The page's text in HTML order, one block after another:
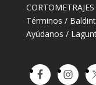
CORTOMETRAJES
Términos /
Ayúdanos /